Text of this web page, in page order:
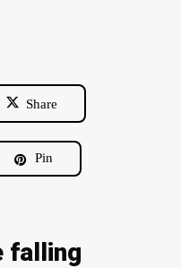
Share
Pin
falling